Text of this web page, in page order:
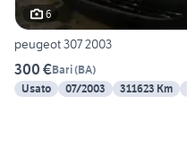
6
peugeot 307 2003
300 €Bari(BA)
Usato
07/2003 311623 Km